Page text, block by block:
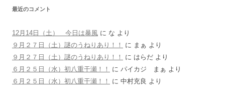
最近のコメント
12月14日（土） 今日は暴風 に な より
９月２７日（土）謎のうねりあり！！
に まぁ より
９月２７日（土）謎のうねりあり！！
に はらだ より
６月２５日（水）初八重干瀬！！
に パイカジ まぁ より
６月２５日（水）初八重干瀬！！
に 中村充良 より